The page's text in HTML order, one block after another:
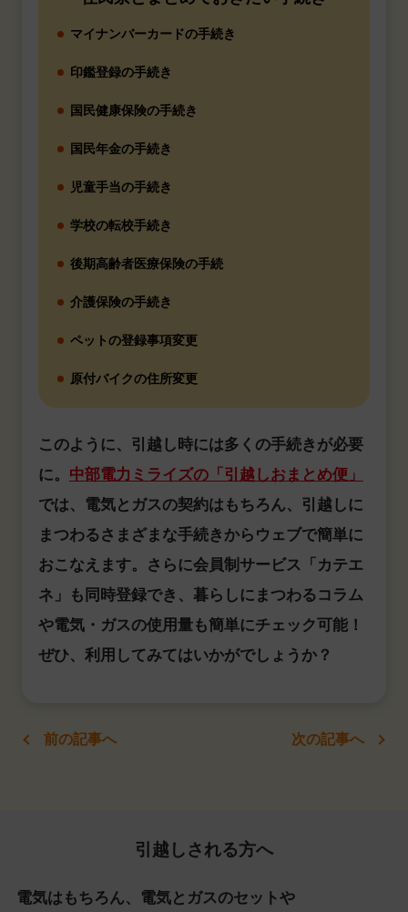
マイナンバーカードの手続き
印鑑登録の手続き
国民健康保険の手続き
国民年金の手続き
児童手当の手続き
学校の転校手続き
後期高齢者医療保険の手続
介護保険の手続き
ペットの登録事項変更
原付バイクの住所変更
このように、引越し時には多くの手続きが必要
に。 中部電力ミライズの「引越しおまとめ便」
では、電気とガスの契約はもちろん、引越しに
まつわるさまざまな手続きからウェブで簡単に
おこなえます。さらに会員制サービス「カテエ
ネ」も同時登録でき、暮らしにまつわるコラム
や電気・ガスの使用量も簡単にチェック可能！
ぜひ、利用してみてはいかがでしょうか？
前の記事へ 次の記事へ
引越しされる方へ
電気はもちろん、電気とガスのセットや